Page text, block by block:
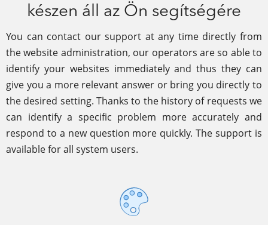
készen áll az Ön segítségére
You can contact our support at any time directly from
the website administration, our operators are so able to
identify your websites immediately and thus they can
give you a more relevant answer or bring you directly to
the desired setting. Thanks to the history of requests we
can identify a specific problem more accurately and
respond to a new question more quickly. The support is
available for all system users.